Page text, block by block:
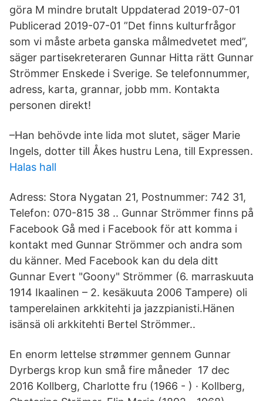
göra M mindre brutalt Uppdaterad 2019-07-01
Publicerad 2019-07-01 ”Det finns kulturfrågor
som vi måste arbeta ganska målmedvetet med”,
säger partisekreteraren Gunnar Hitta rätt Gunnar
Strömmer Enskede i Sverige. Se telefonnummer,
adress, karta, grannar, jobb mm. Kontakta
personen direkt!
–Han behövde inte lida mot slutet, säger Marie
Ingels, dotter till Åkes hustru Lena, till Expressen.
Halas hall
Adress: Stora Nygatan 21, Postnummer: 742 31,
Telefon: 070-815 38 .. Gunnar Strömmer finns på
Facebook Gå med i Facebook för att komma i
kontakt med Gunnar Strömmer och andra som
du känner. Med Facebook kan du dela ditt
Gunnar Evert "Goony" Strömmer (6. marraskuuta
1914 Ikaalinen – 2. kesäkuuta 2006 Tampere) oli
tamperelainen arkkitehti ja jazzpianisti.Hänen
isänsä oli arkkitehti Bertel Strömmer..
En enorm lettelse strømmer gennem Gunnar
Dyrbergs krop kun små fire måneder 17 dec
2016 Kollberg, Charlotte fru (1966 - ) · Kollberg,